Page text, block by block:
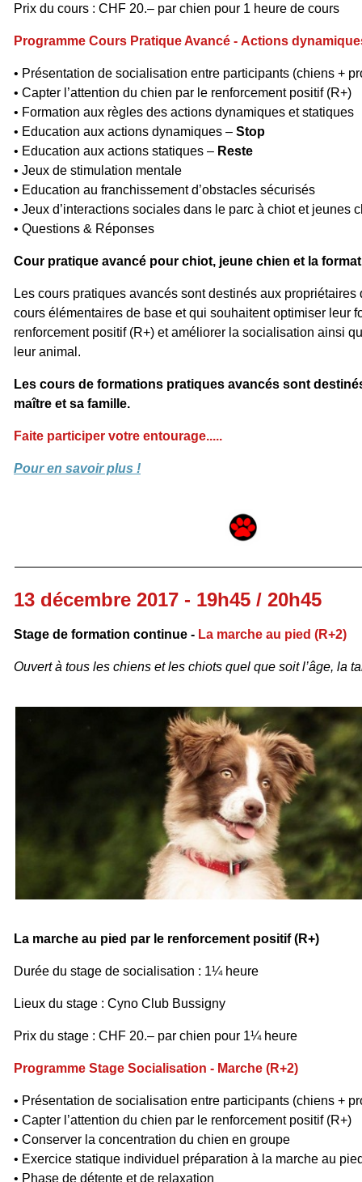
Prix du cours : CHF 20.– par chien pour 1 heure de cours
Programme Cours Pratique Avancé - Actions
• Présentation de socialisation entre participants (chiens +
• Capter l’attention du chien par le renforcement positif (R+)
• Formation aux règles des actions dynamiques et statiques
• Education aux actions dynamiques – Stop
• Education aux actions statiques – Reste
• Jeux de stimulation mentale
• Education au franchissement d’obstacles sécurisés
• Jeux d’interactions sociales dans le parc à chiot et jeunes
• Questions & Réponses
Cour pratique avancé pour chiot, jeune chien et la
Les cours pratiques avancés sont destinés aux propriétaires
cours élémentaires de base et qui souhaitent optimiser leur
renforcement positif (R+) et améliorer la socialisation ainsi
leur animal.
Les cours de formations pratiques avancés sont
maître et sa famille.
Faite participer votre entourage.....
Pour en savoir plus !
13 décembre 2017 - 19h45 / 20h45
Stage de formation continue - La marche au pied (R+2)
Ouvert à tous les chiens et les chiots quel que soit l’âge, la
La marche au pied par le renforcement positif (R+)
Durée du stage de socialisation : 1¼ heure
Lieux du stage : Cyno Club Bussigny
Prix du stage : CHF 20.– par chien pour 1¼ heure
Programme Stage Socialisation - Marche (R+2)
• Présentation de socialisation entre participants (chiens +
• Capter l’attention du chien par le renforcement positif (R+)
• Conserver la concentration du chien en groupe
• Exercice statique individuel préparation à la marche au
• Phase de détente et de relaxation